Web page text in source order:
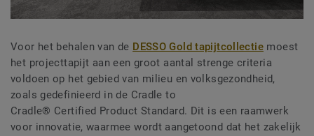
Voor het behalen van de DESSO Gold tapijtcollectie moest
het projecttapijt aan een groot aantal strenge criteria
voldoen op het gebied van milieu en volksgezondheid,
zoals gedefinieerd in de Cradle to
Cradle® Certified Product Standard. Dit is een raamwerk
voor innovatie, waarmee wordt aangetoond dat het zakelijk